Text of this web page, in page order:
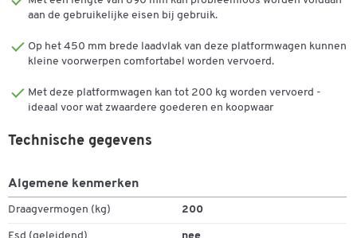
aan de gebruikelijke eisen bij gebruik.
Op het 450 mm brede laadvlak van deze platformwagen kunnen
kleine voorwerpen comfortabel worden vervoerd.
Met deze platformwagen kan tot 200 kg worden vervoerd -
ideaal voor wat zwaardere goederen en koopwaar
Technische gegevens
Algemene kenmerken
Draagvermogen (kg) 200